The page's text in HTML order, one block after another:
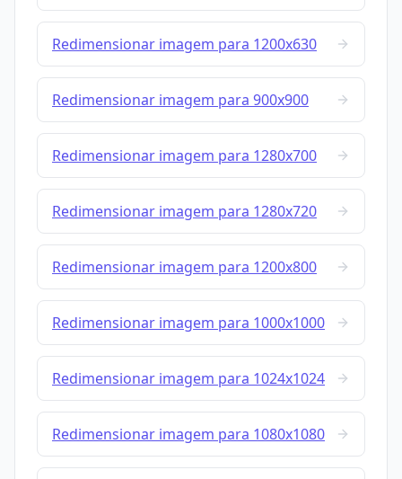
Redimensionar imagem para 1200x630
Redimensionar imagem para 900x900
Redimensionar imagem para 1280x700
Redimensionar imagem para 1280x720
Redimensionar imagem para 1200x800
Redimensionar imagem para 1000x1000
Redimensionar imagem para 1024x1024
Redimensionar imagem para 1080x1080